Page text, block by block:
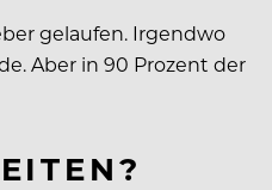
gelaufen. Irgendwo
Aber in 90 Prozent der